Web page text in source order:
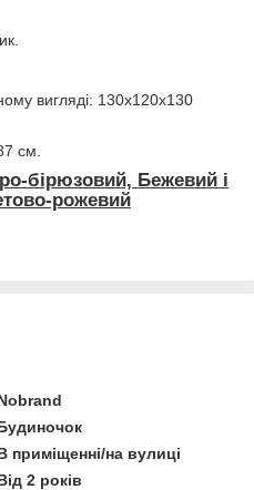
вигляді: 130х120х130
см.
бірюзовий, Бежевий і
рожевий
приміщенні/на вулиці
2 років